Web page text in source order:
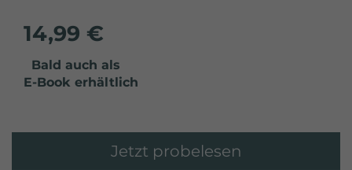
14,99 €
Bald auch als
E-Book erhältlich
Jetzt probelesen